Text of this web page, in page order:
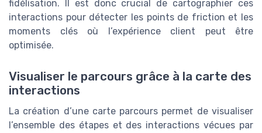
fidélisation. Il est donc crucial de cartographier ces
interactions pour détecter les points de friction et les
moments clés où l’expérience client peut être
optimisée.
Visualiser le parcours grâce à la carte des
interactions
La création d’une carte parcours permet de visualiser
l’ensemble des étapes et des interactions vécues par